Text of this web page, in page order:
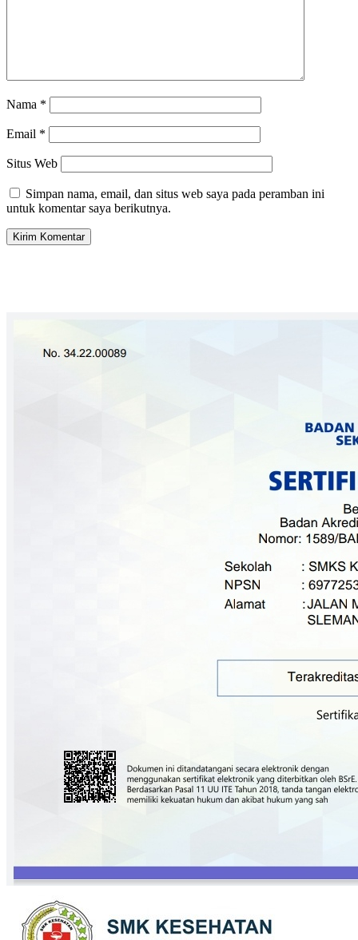
Nama *
Email *
Situs Web
Simpan nama, email, dan situs web saya pada peramban ini
untuk komentar saya berikutnya.